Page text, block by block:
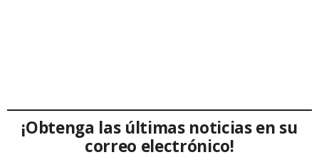
¡Obtenga las últimas noticias en su
correo electrónico!